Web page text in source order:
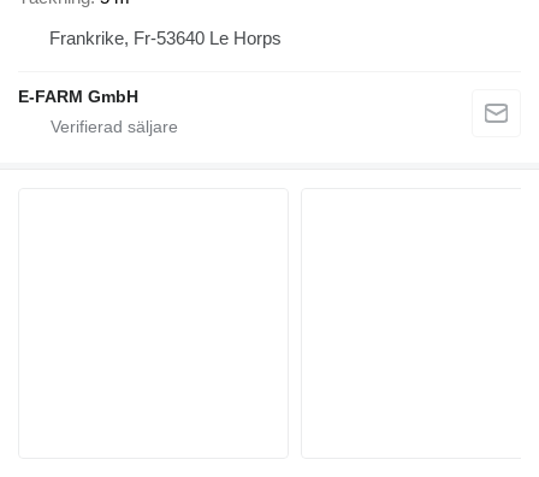
Frankrike, Fr-53640 Le Horps
E-FARM GmbH